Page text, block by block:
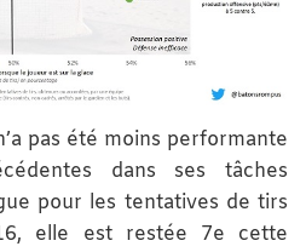
pas été moins performante
dans ses tâches
pour les tentatives de tirs
elle est restée 7e cette